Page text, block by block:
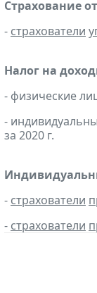
Страхование
- страхователи
Налог на
- физические
-
за 2020 г.
- страхователи
- страхователи